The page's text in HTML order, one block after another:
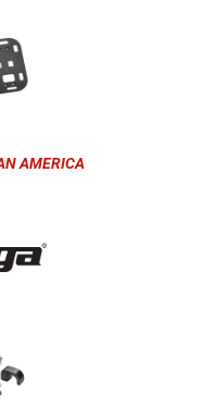
AMERICA